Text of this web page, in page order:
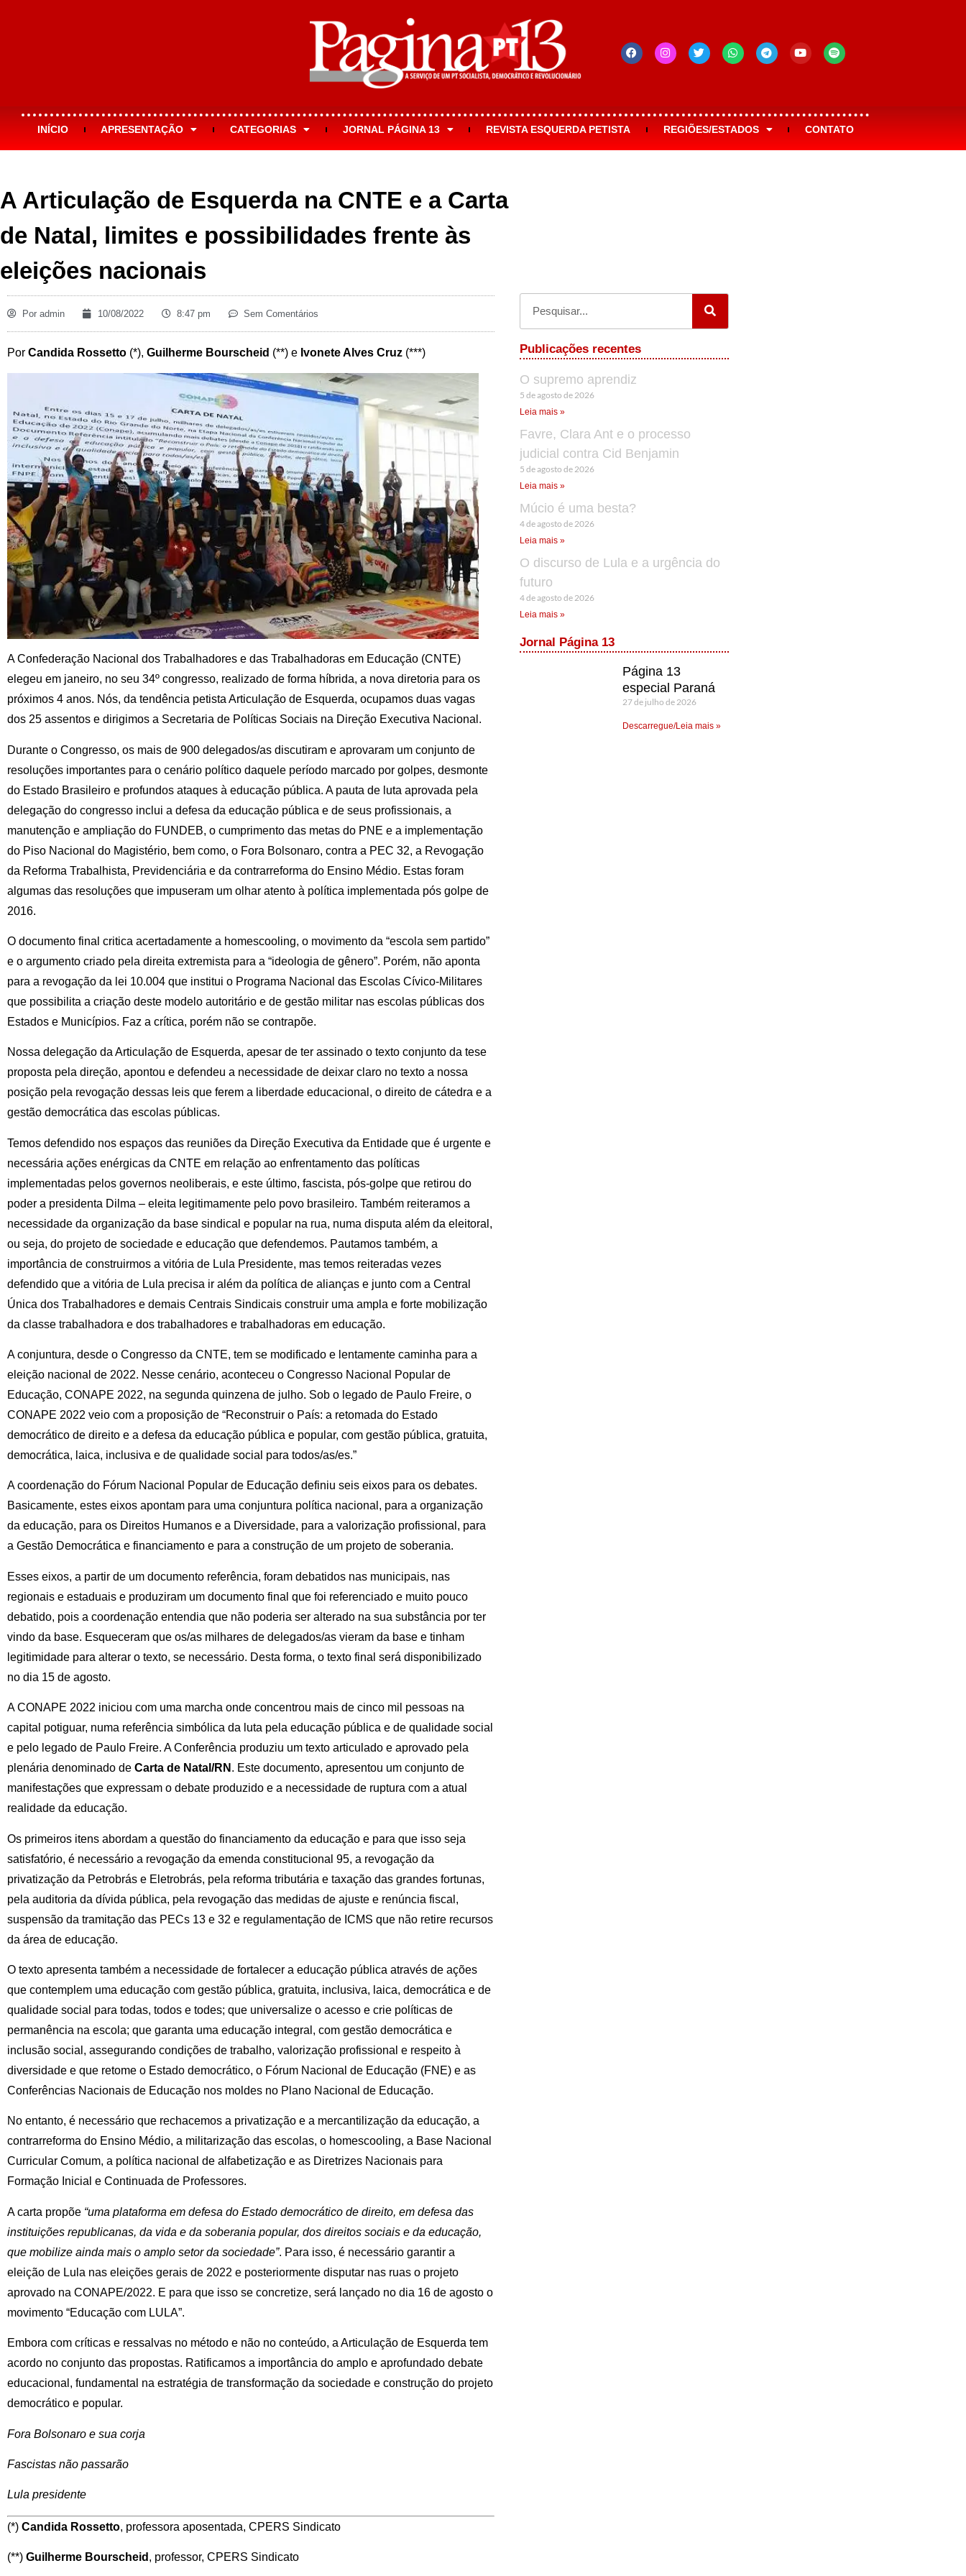
INÍCIO APRESENTAÇÃO CATEGORIAS JORNAL PÁGINA 13 REVISTA ESQUERDA PETISTA REGIÕES/ESTADOS CONTATO
A Articulação de Esquerda na CNTE e a Carta
de Natal, limites e possibilidades frente às
eleições nacionais
Por admin 10/08/2022 8:47 pm Sem Comentários
Por Candida Rossetto (*), Guilherme Bourscheid (**) e Ivonete Alves Cruz (***)
A Confederação Nacional dos Trabalhadores e das Trabalhadoras em Educação (CNTE)
elegeu em janeiro, no seu 34º congresso, realizado de forma híbrida, a nova diretoria para os
próximos 4 anos. Nós, da tendência petista Articulação de Esquerda, ocupamos duas vagas
dos 25 assentos e dirigimos a Secretaria de Políticas Sociais na Direção Executiva Nacional.
Durante o Congresso, os mais de 900 delegados/as discutiram e aprovaram um conjunto de
resoluções importantes para o cenário político daquele período marcado por golpes, desmonte
do Estado Brasileiro e profundos ataques à educação pública. A pauta de luta aprovada pela
delegação do congresso inclui a defesa da educação pública e de seus profissionais, a
manutenção e ampliação do FUNDEB, o cumprimento das metas do PNE e a implementação
do Piso Nacional do Magistério, bem como, o Fora Bolsonaro, contra a PEC 32, a Revogação
da Reforma Trabalhista, Previdenciária e da contrarreforma do Ensino Médio. Estas foram
algumas das resoluções que impuseram um olhar atento à política implementada pós golpe de
2016.
O documento final critica acertadamente a homescooling, o movimento da “escola sem partido”
e o argumento criado pela direita extremista para a “ideologia de gênero”. Porém, não aponta
para a revogação da lei 10.004 que institui o Programa Nacional das Escolas Cívico-Militares
que possibilita a criação deste modelo autoritário e de gestão militar nas escolas públicas dos
Estados e Municípios. Faz a crítica, porém não se contrapõe.
Nossa delegação da Articulação de Esquerda, apesar de ter assinado o texto conjunto da tese
proposta pela direção, apontou e defendeu a necessidade de deixar claro no texto a nossa
posição pela revogação dessas leis que ferem a liberdade educacional, o direito de cátedra e a
gestão democrática das escolas públicas.
Temos defendido nos espaços das reuniões da Direção Executiva da Entidade que é urgente e
necessária ações enérgicas da CNTE em relação ao enfrentamento das políticas
implementadas pelos governos neoliberais, e este último, fascista, pós-golpe que retirou do
poder a presidenta Dilma – eleita legitimamente pelo povo brasileiro. Também reiteramos a
necessidade da organização da base sindical e popular na rua, numa disputa além da eleitoral,
ou seja, do projeto de sociedade e educação que defendemos. Pautamos também, a
importância de construirmos a vitória de Lula Presidente, mas temos reiteradas vezes
defendido que a vitória de Lula precisa ir além da política de alianças e junto com a Central
Única dos Trabalhadores e demais Centrais Sindicais construir uma ampla e forte mobilização
da classe trabalhadora e dos trabalhadores e trabalhadoras em educação.
A conjuntura, desde o Congresso da CNTE, tem se modificado e lentamente caminha para a
eleição nacional de 2022. Nesse cenário, aconteceu o Congresso Nacional Popular de
Educação, CONAPE 2022, na segunda quinzena de julho. Sob o legado de Paulo Freire, o
CONAPE 2022 veio com a proposição de “Reconstruir o País: a retomada do Estado
democrático de direito e a defesa da educação pública e popular, com gestão pública, gratuita,
democrática, laica, inclusiva e de qualidade social para todos/as/es.”
A coordenação do Fórum Nacional Popular de Educação definiu seis eixos para os debates.
Basicamente, estes eixos apontam para uma conjuntura política nacional, para a organização
da educação, para os Direitos Humanos e a Diversidade, para a valorização profissional, para
a Gestão Democrática e financiamento e para a construção de um projeto de soberania.
Esses eixos, a partir de um documento referência, foram debatidos nas municipais, nas
regionais e estaduais e produziram um documento final que foi referenciado e muito pouco
debatido, pois a coordenação entendia que não poderia ser alterado na sua substância por ter
vindo da base. Esqueceram que os/as milhares de delegados/as vieram da base e tinham
legitimidade para alterar o texto, se necessário. Desta forma, o texto final será disponibilizado
no dia 15 de agosto.
A CONAPE 2022 iniciou com uma marcha onde concentrou mais de cinco mil pessoas na
capital potiguar, numa referência simbólica da luta pela educação pública e de qualidade social
e pelo legado de Paulo Freire. A Conferência produziu um texto articulado e aprovado pela
plenária denominado de Carta de Natal/RN . Este documento, apresentou um conjunto de
manifestações que expressam o debate produzido e a necessidade de ruptura com a atual
realidade da educação.
Os primeiros itens abordam a questão do financiamento da educação e para que isso seja
satisfatório, é necessário a revogação da emenda constitucional 95, a revogação da
privatização da Petrobrás e Eletrobrás, pela reforma tributária e taxação das grandes fortunas,
pela auditoria da dívida pública, pela revogação das medidas de ajuste e renúncia fiscal,
suspensão da tramitação das PECs 13 e 32 e regulamentação de ICMS que não retire recursos
da área de educação.
O texto apresenta também a necessidade de fortalecer a educação pública através de ações
que contemplem uma educação com gestão pública, gratuita, inclusiva, laica, democrática e de
qualidade social para todas, todos e todes; que universalize o acesso e crie políticas de
permanência na escola; que garanta uma educação integral, com gestão democrática e
inclusão social, assegurando condições de trabalho, valorização profissional e respeito à
diversidade e que retome o Estado democrático, o Fórum Nacional de Educação (FNE) e as
Conferências Nacionais de Educação nos moldes no Plano Nacional de Educação.
No entanto, é necessário que rechacemos a privatização e a mercantilização da educação, a
contrarreforma do Ensino Médio, a militarização das escolas, o homescooling, a Base Nacional
Curricular Comum, a política nacional de alfabetização e as Diretrizes Nacionais para
Formação Inicial e Continuada de Professores.
A carta propõe “uma plataforma em defesa do Estado democrático de direito, em defesa das
instituições republicanas, da vida e da soberania popular, dos direitos sociais e da educação,
que mobilize ainda mais o amplo setor da sociedade”. Para isso, é necessário garantir a
eleição de Lula nas eleições gerais de 2022 e posteriormente disputar nas ruas o projeto
aprovado na CONAPE/2022. E para que isso se concretize, será lançado no dia 16 de agosto o
movimento “Educação com LULA”.
Embora com críticas e ressalvas no método e não no conteúdo, a Articulação de Esquerda tem
acordo no conjunto das propostas. Ratificamos a importância do amplo e aprofundado debate
educacional, fundamental na estratégia de transformação da sociedade e construção do projeto
democrático e popular.
Fora Bolsonaro e sua corja
Fascistas não passarão
Lula presidente
(*) Candida Rossetto, professora aposentada, CPERS Sindicato
(**) Guilherme Bourscheid , professor, CPERS Sindicato
Publicações recentes
O supremo aprendiz
5 de agosto de 2026
Leia mais »
Favre, Clara Ant e o processo
judicial contra Cid Benjamin
5 de agosto de 2026
Leia mais »
Múcio é uma besta?
4 de agosto de 2026
Leia mais »
O discurso de Lula e a urgência do
futuro
4 de agosto de 2026
Leia mais »
Jornal Página 13
Página 13
especial Paraná
27 de julho de 2026
Descarregue/Leia mais »